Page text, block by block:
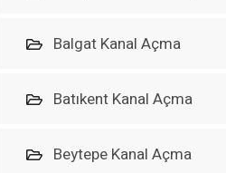
Balgat Kanal Açma
Batıkent Kanal Açma
Beytepe Kanal Açma